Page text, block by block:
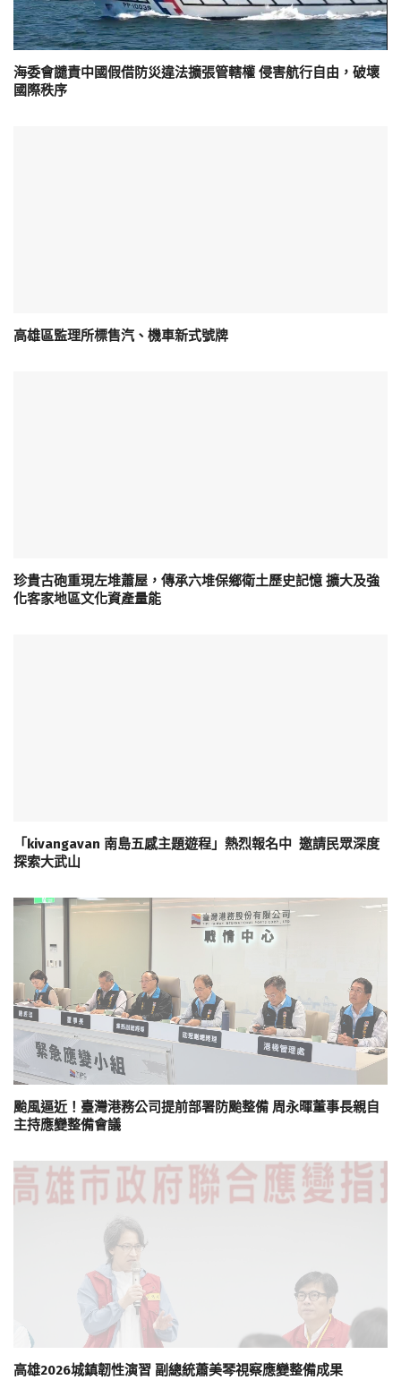
海委會譴責中國假借防災違法擴張管轄權 侵害航行自由，破壞
國際秩序
高雄區監理所標售汽、機車新式號牌
珍貴古砲重現左堆蕭屋，傳承六堆保鄉衛土歷史記憶 擴大及強
化客家地區文化資產量能
「kivangavan 南島五感主題遊程」熱烈報名中 邀請民眾深度
探索大武山
颱風逼近！臺灣港務公司提前部署防颱整備 周永暉董事長親自
主持應變整備會議
高雄2026城鎮韌性演習 副總統蕭美琴視察應變整備成果